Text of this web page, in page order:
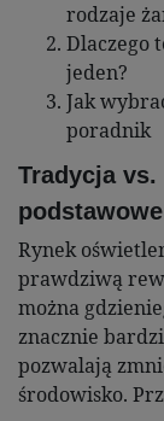
rodzaje
Dlaczego
jeden?
Jak
poradnik
Tradycja vs.
Rynek
prawdziwą
można
znacznie
pozwalają
środowisko.